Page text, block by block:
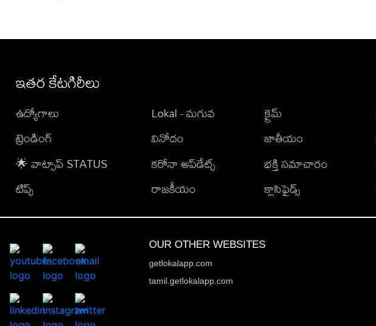
ఇతర కేటగిరీలు
ఉద్యోగాలు
ట్రెండింగ్
🌟 వాట్సాప్ STATUS
టిప్స్
Lokal - మగువ
వినోదం
కరోనా అప్‌డేట్స్
రాజకీయం
క్రైమ్
జాతీయం
భక్తి సమాచారం
క్లాసిఫైడ్స్
OUR OTHER WEBSITES
getlokalapp.com
tamil.getlokalapp.com